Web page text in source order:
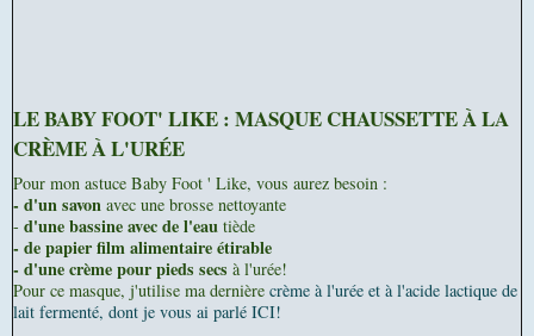
LE BABY FOOT' LIKE : MASQUE CHAUSSETTE À LA
CRÈME À L'URÉE
Pour mon astuce Baby Foot ' Like, vous aurez besoin :
- d'un savon avec une brosse nettoyante
- d'une bassine avec de l'eau tiède
- de papier film alimentaire étirable
- d'une crème pour pieds secs à l'urée!
Pour ce masque, j'utilise ma dernière crème à l'urée et à l'acide lactique de
lait fermenté, dont je vous ai parlé ICI!